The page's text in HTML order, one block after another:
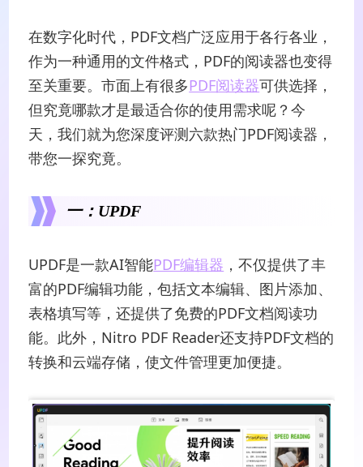
在数字化时代，PDF文档广泛应用于各行各业，
作为一种通用的文件格式，PDF的阅读器也变得
至关重要。市面上有很多PDF阅读器可供选择，
但究竟哪款才是最适合你的使用需求呢？今
天，我们就为您深度评测六款热门PDF阅读器，
带您一探究竟。
一：UPDF
UPDF是一款AI智能PDF编辑器 ，不仅提供了丰
富的PDF编辑功能，包括文本编辑、图片添加、
表格填写等，还提供了免费的PDF文档阅读功
能。此外，Nitro PDF Reader还支持PDF文档的
转换和云端存储，使文件管理更加便捷。